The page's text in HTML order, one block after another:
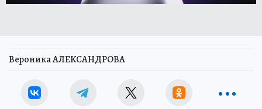
Вероника АЛЕКСАНДРОВА